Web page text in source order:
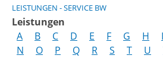
LEISTUNGEN - SERVICE BW
Leistungen
A
B C D E F G H I
N
O P Q R S T U